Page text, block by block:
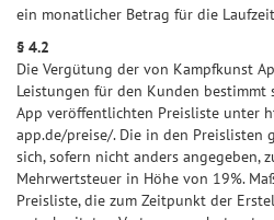
ein monatlicher Betrag für die
§ 4.2
Die Vergütung der von Kampfkunst
Leistungen für den Kunden bestimmt
App veröffentlichten Preisliste unter
app.de/preise/. Die in den Preislisten
sich, sofern nicht anders angegeben,
Mehrwertsteuer in Höhe von 19%.
Preisliste, die zum Zeitpunkt der